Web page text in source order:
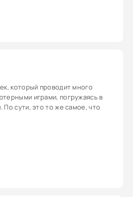
который проводит много
играми, погружаясь в
По сути, это то же самое, что